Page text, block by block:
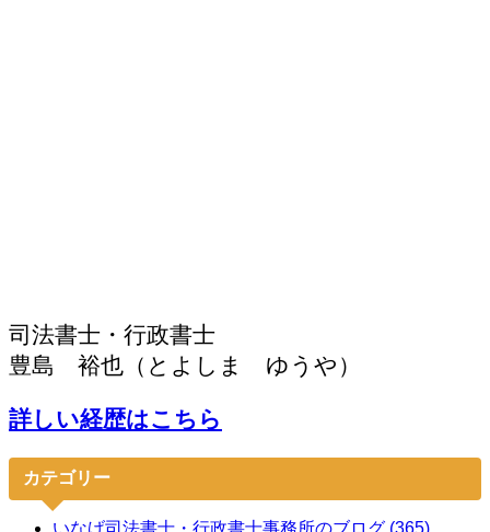
司法書士・行政書士
豊島 裕也（とよしま ゆうや）
詳しい経歴はこちら
カテゴリー